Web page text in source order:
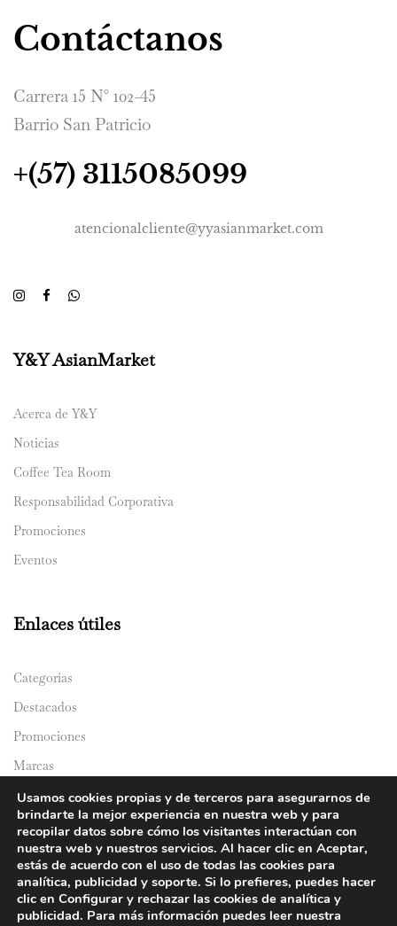
Contáctanos
Carrera 15 N° 102-45
Barrio San Patricio
+(57) 3115085099
atencionalcliente@yyasianmarket.com
Y&Y AsianMarket
Acerca de Y&Y
Noticias
Coffee Tea Room
Responsabilidad Corporativa
Promociones
Eventos
Enlaces útiles
Categorías
Destacados
Promociones
Marcas
Catálogos
Domicilios
Usamos cookies propias y de terceros para asegurarnos de
brindarte la mejor experiencia en nuestra web y para
recopilar datos sobre cómo los visitantes interactúan con
nuestra web y nuestros servicios. Al hacer clic en Aceptar,
estás de acuerdo con el uso de todas las cookies para
analítica, publicidad y soporte. Si lo prefieres, puedes hacer
clic en Configurar y rechazar las cookies de analítica y
publicidad. Para más información puedes leer nuestra